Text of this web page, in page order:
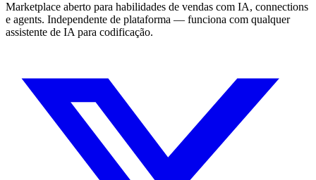
Marketplace aberto para habilidades de vendas com IA, connections
e agents. Independente de plataforma — funciona com qualquer
assistente de IA para codificação.